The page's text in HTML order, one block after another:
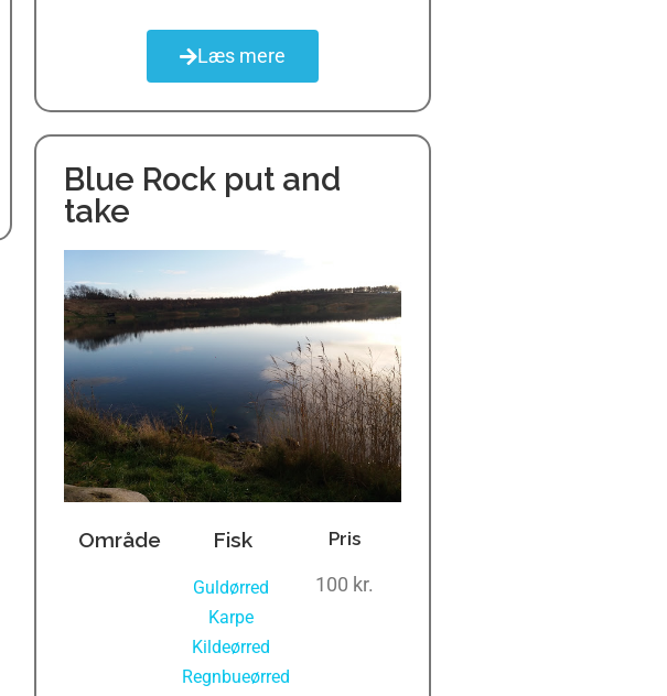
Læs mere
Blue Rock put and
take
Område Fisk
Guldørred
Karpe,
Kildeørred
Regnbueørred
Pris
100 kr.